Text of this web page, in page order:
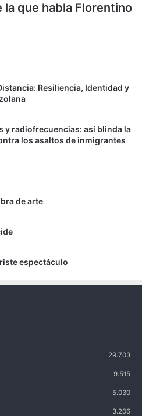
la que habla Florentino
Resiliencia, Identidad y
y radiofrecuencias: así blinda la
los asaltos de inmigrantes
de arte
espectáculo
29.703
9.515
5.030
3.206